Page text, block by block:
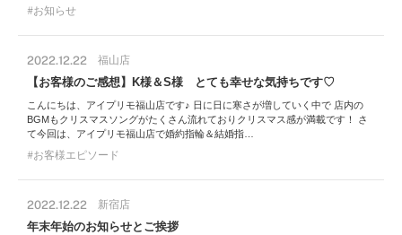
お知らせ
2022.12.22 福山店
【お客様のご感想】K様＆S様 とても幸せな気持ちです♡
こんにちは、アイプリモ福山店です♪ 日に日に寒さが増していく中で 店内の
BGMもクリスマスソングがたくさん流れておりクリスマス感が満載です！ さ
て今回は、アイプリモ福山店で婚約指輪＆結婚指…
お客様エピソード
2022.12.22 新宿店
年末年始のお知らせとご挨拶